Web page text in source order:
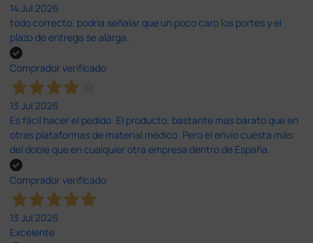
14 Jul 2026
todo correcto. podria señalar que un poco caro los portes y el
plazo de entrega se alarga.
Comprador verificado
13 Jul 2026
Es fácil hacer el pedido. El producto, bastante mas barato que en
otras plataformas de material médico. Pero el envío cuesta más
del doble que en cualquier otra empresa dentro de España.
Comprador verificado
13 Jul 2026
Excelente